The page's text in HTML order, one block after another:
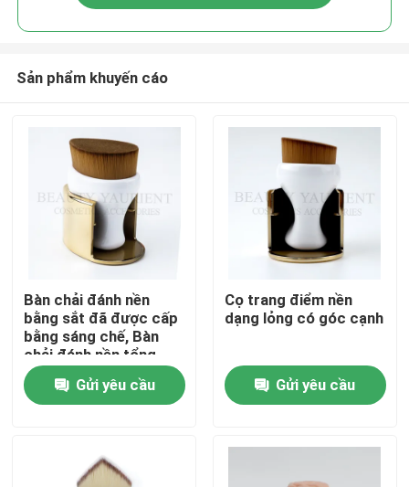
Nhà
Địa chỉ liên hệ
Sản phẩm khuyến cáo
Bàn chải đánh nền
bằng sắt đã được cấp
bằng sáng chế, Bàn
chải đánh nền tổng
hợp PBT thẳng phẳng
ngắn
Gửi yêu cầu
Cọ trang điểm nền
dạng lỏng có góc cạnh
Gửi yêu cầu